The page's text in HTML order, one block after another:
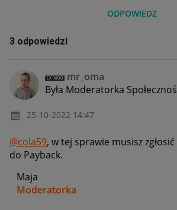
ODPOWIEDZ
3 odpowiedzi
mr_oma
Była Moderatorka
‎25-10-2022 14:47
@cola59, w tej sprawie musisz
do Payback.
Maja
Moderatorka